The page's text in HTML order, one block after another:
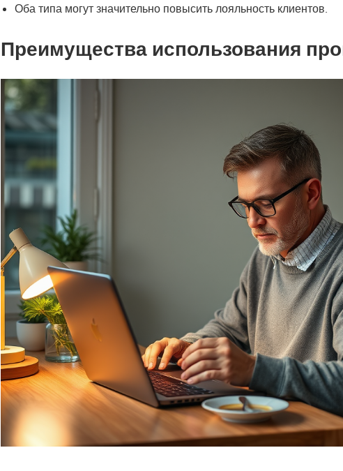
Оба типа могут значительно повысить лояльность клиентов.
Преимущества использования